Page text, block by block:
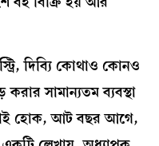
দিব্যি কোথাও কোনও
সামান্যতম ব্যবস্থা
হোক, আট বছর আগে,